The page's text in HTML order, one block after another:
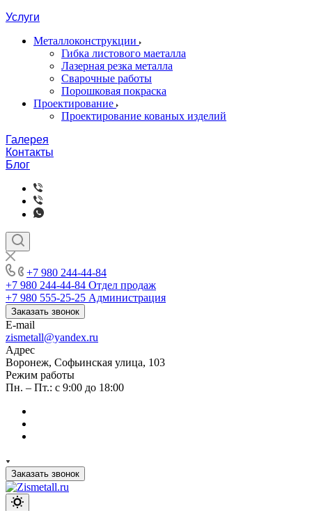
Услуги
Металлоконструкции
Гибка листового маеталла
Лазерная резка металла
Сварочные работы
Порошковая покраска
Проектирование
Проектирование кованых изделий
Галерея
Контакты
Блог
+7 980 244-44-84
+7 980 244-44-84 Отдел продаж
+7 980 555-25-25 Администрация
Заказать звонок
E-mail
zismetall@yandex.ru
Адрес
Воронеж, Софьинская улица, 103
Режим работы
Пн. – Пт.: с 9:00 до 18:00
Заказать звонок